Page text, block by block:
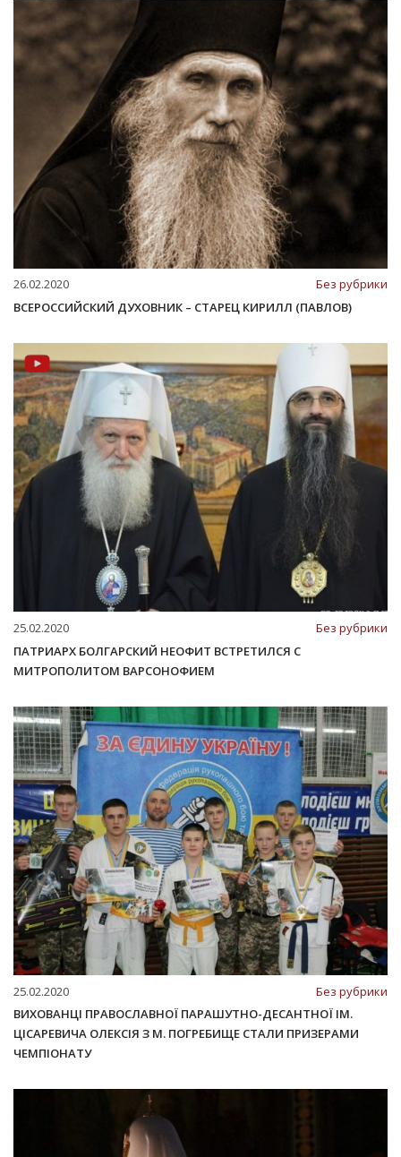
26.02.2020
Без рубрики
ВСЕРОССИЙСКИЙ ДУХОВНИК – СТАРЕЦ КИРИЛЛ (ПАВЛОВ)
25.02.2020
Без рубрики
ПАТРИАРХ БОЛГАРСКИЙ НЕОФИТ ВСТРЕТИЛСЯ С
МИТРОПОЛИТОМ ВАРСОНОФИЕМ
25.02.2020
Без рубрики
ВИХОВАНЦІ ПРАВОСЛАВНОЇ ПАРАШУТНО-ДЕСАНТНОЇ ІМ.
ЦІСАРЕВИЧА ОЛЕКСІЯ З М. ПОГРЕБИЩЕ СТАЛИ ПРИЗЕРАМИ
ЧЕМПІОНАТУ